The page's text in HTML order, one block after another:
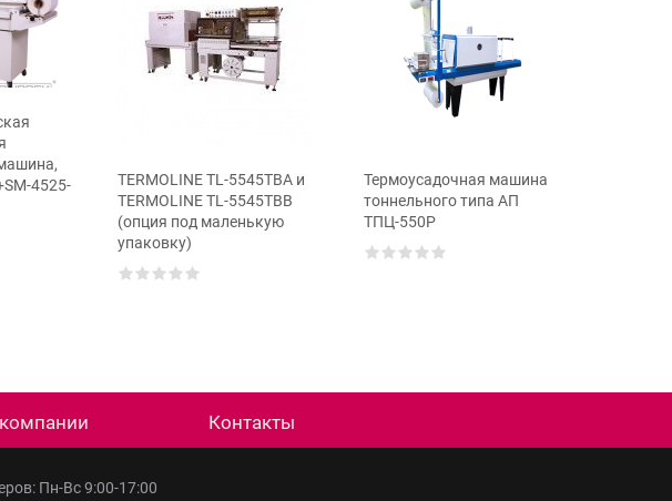
4525-
TERMOLINE TL-5545TBA и
TERMOLINE TL-5545TBB
(опция под маленькую
упаковку)
Термоусадочная машина
тоннельного типа АП
ТПЦ-550Р
Контакты
Пн-Вс 9:00-17:00